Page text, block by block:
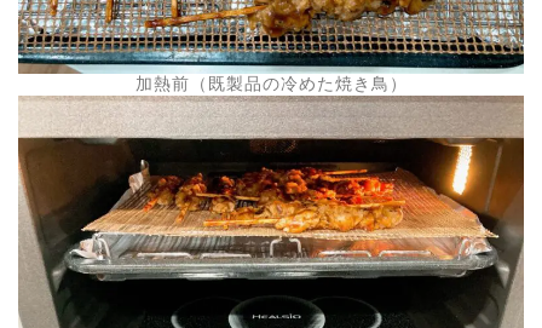
加熱前（既製品の冷めた焼き鳥）